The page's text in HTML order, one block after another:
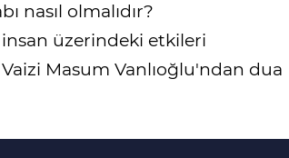
nasıl olmalıdır?
insan üzerindeki etkileri
Masum Vanlıoğlu'ndan dua